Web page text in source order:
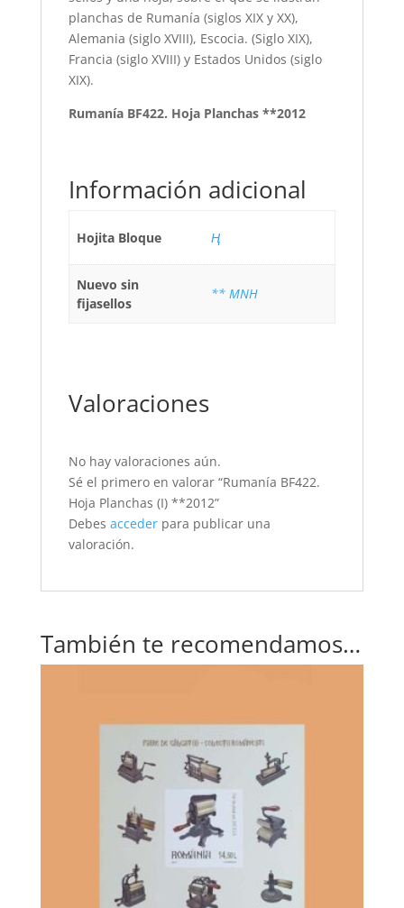
planchas de Rumanía (siglos XIX y XX),
Alemania (siglo XVIII), Escocia. (Siglo XIX),
Francia (siglo XVIII) y Estados Unidos (siglo
XIX).
Rumanía BF422. Hoja Planchas **2012
Información adicional
Hojita Bloque Ң
Nuevo sin
fijasellos
** MNH
Valoraciones
No hay valoraciones aún.
Sé el primero en valorar “Rumanía BF422.
Hoja Planchas (I) **2012”
Debes accederpara publicar una
valoración.
También te recomendamos…